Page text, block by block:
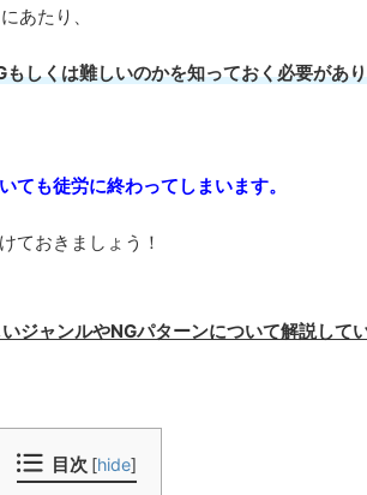
あたり、
しくは難しいのかを知っておく必要があ
ても徒労に終わってしまいます。
ておきましょう！
ジャンルやNGパターンについて解説して
目次 [hide]